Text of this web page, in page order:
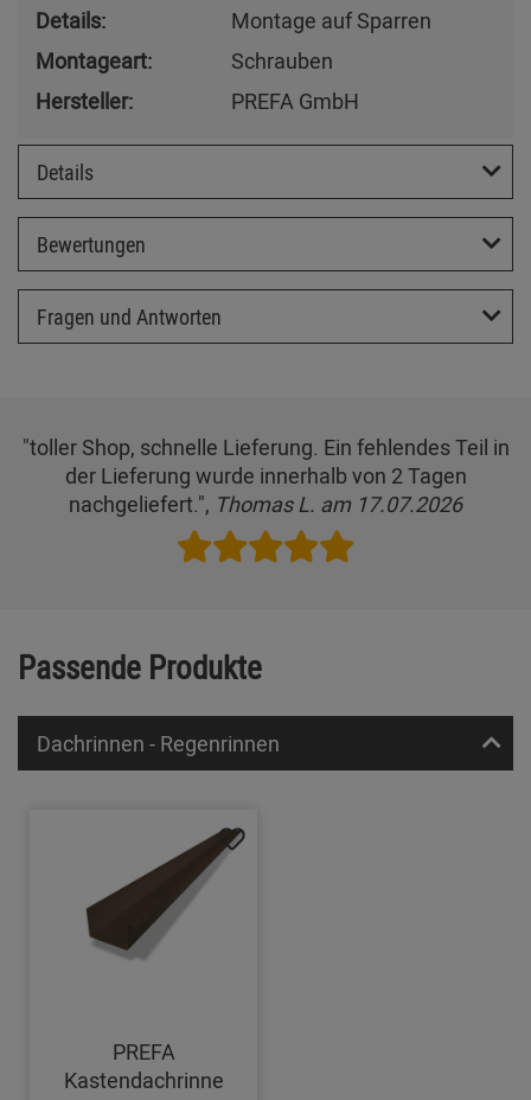
Details:
Montage auf Sparren
Montageart:
Schrauben
Hersteller:
PREFA GmbH
Details
Bewertungen
Fragen und Antworten
"toller Shop, schnelle Lieferung. Ein fehlendes Teil in
der Lieferung wurde innerhalb von 2 Tagen
nachgeliefert.", Thomas L. am 17.07.2026
Passende Produkte
Dachrinnen - Regenrinnen
PREFA
Kastendachrinne